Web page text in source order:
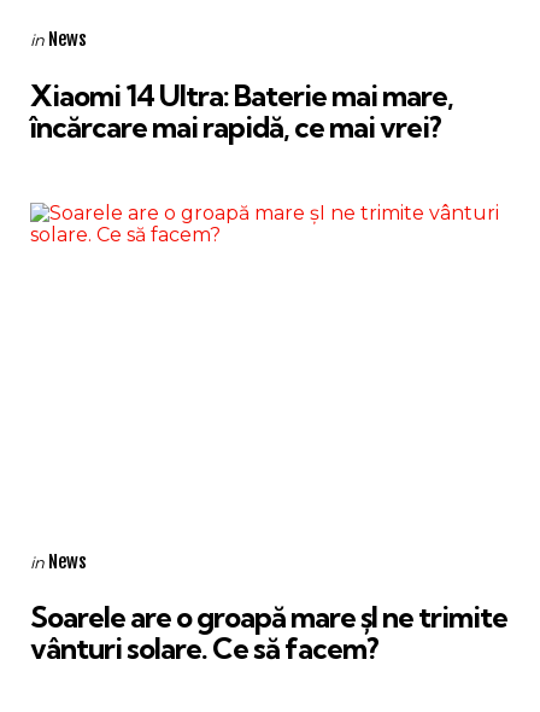
Categories
Posted
in News
Xiaomi 14 Ultra: Baterie mai mare,
încărcare mai rapidă, ce mai vrei?
Categories
Posted
in News
Soarele are o groapă mare șI ne trimite
vânturi solare. Ce să facem?